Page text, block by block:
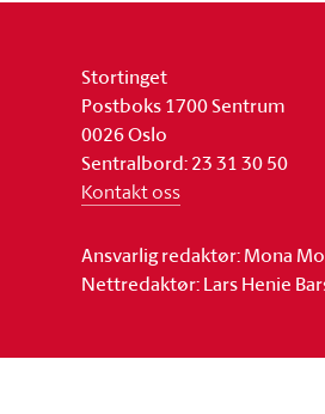
Stortinget
Postboks 1700 Sentrum
0026 Oslo
Sentralbord: 23 31 30 50
Kontakt oss
Ansvarlig redaktør: Mona
Nettredaktør: Lars Henie